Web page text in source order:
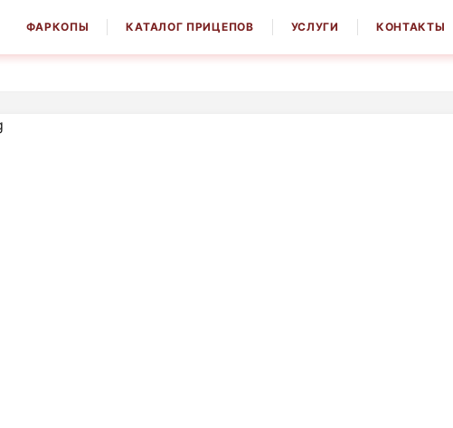
ФАРКОПЫ КАТАЛОГ ПРИЦЕПОВ УСЛУГИ КОНТАКТЫ